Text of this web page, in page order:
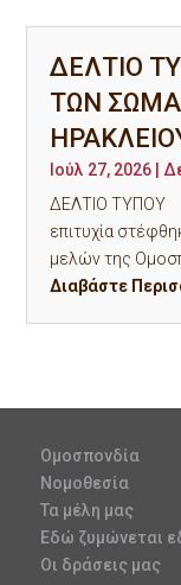
ΔΕΛΤΙΟ
ΤΩΝ
Ιούλ 27, 2026
ΔΕΛΤΙΟ ΤΥΠΟΥ
επιτυχία
μελών της
Διαβάστε
Ομοσπονδία
Νομοθεσία
Τα μέλη μας
Εδώ ζυμώνεται
Οι δράσεις μας